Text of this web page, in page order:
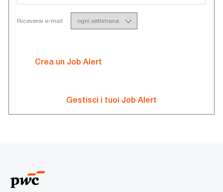
Riceverai e-mailRequired
Crea un Job Alert
Gestisci i tuoi Job Alert